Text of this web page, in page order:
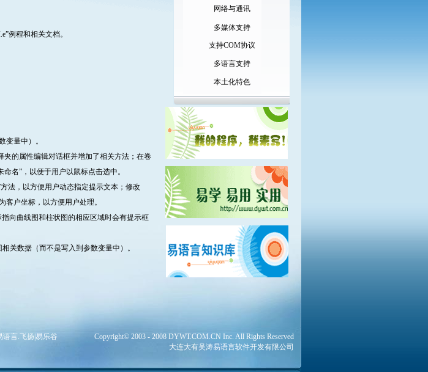
网络与通讯
多媒体支持
支持COM协议
多语言支持
本土化特色
例程和相关文档。
变量中）。
的属性编辑对话框并增加了相关方法；在卷
名”，以便于用户以鼠标点击选中。
法，以方便用户动态指定提示文本；修改
客户坐标，以方便用户处理。
向曲线图和柱状图的相应区域时会有提示框
关数据（而不是写入到参数变量中）。
语言.飞扬 易乐谷 Copyright© 2003 - 2008 DYWT.COM.CN Inc. All Rights Reserved
大连大有吴涛易语言软件开发有限公司